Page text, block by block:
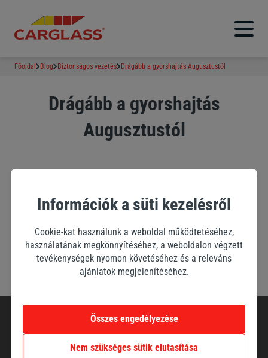
Főoldal Blog Biztonságos vezetés Drágább a gyorshajtás Augusztustól
Drágább a gyorshajtás
Augusztustól
Drágább a gyorshajtás Augusztustól
Információk a süti kezelésről
Cookie-kat használunk a weboldal működtetéséhez,
használatának megkönnyítéséhez, a weboldalon végzett
tevékenységek nyomon követéséhez és a releváns
ajánlatok megjelenítéséhez.
Összes engedélyezése
Nem szükséges sütik elutasítása